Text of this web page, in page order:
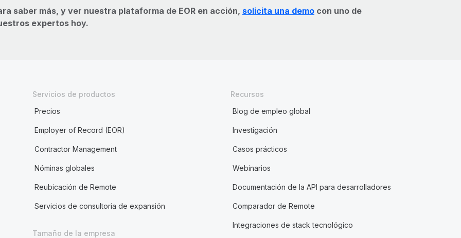
saber más, y ver nuestra plataforma de EOR en acción, solicita una democon uno de
expertos hoy.
Servicios de productos
Precios
Employer of Record (EOR)
Contractor Management
Nóminas globales
Reubicación de Remote
Servicios de consultoría de expansión
Tamaño de la empresa
Recursos
Blog de empleo global
Investigación
Casos prácticos
Webinarios
Documentación de la API para desarrolladores
Comparador de Remote
Integraciones de stack tecnológico